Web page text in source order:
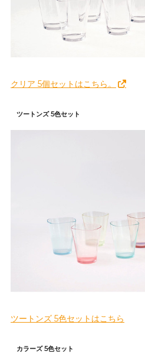
クリア 5個セットはこちら。
ツートンズ 5色セット
ツートンズ 5色セットはこちら
カラーズ 5色セット